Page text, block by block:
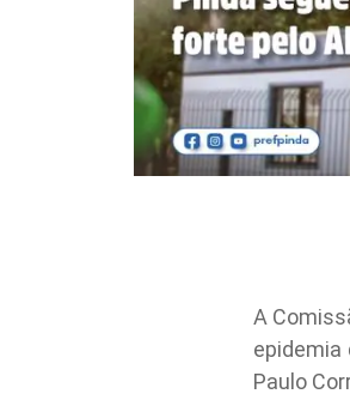
A
epidemia
Paulo